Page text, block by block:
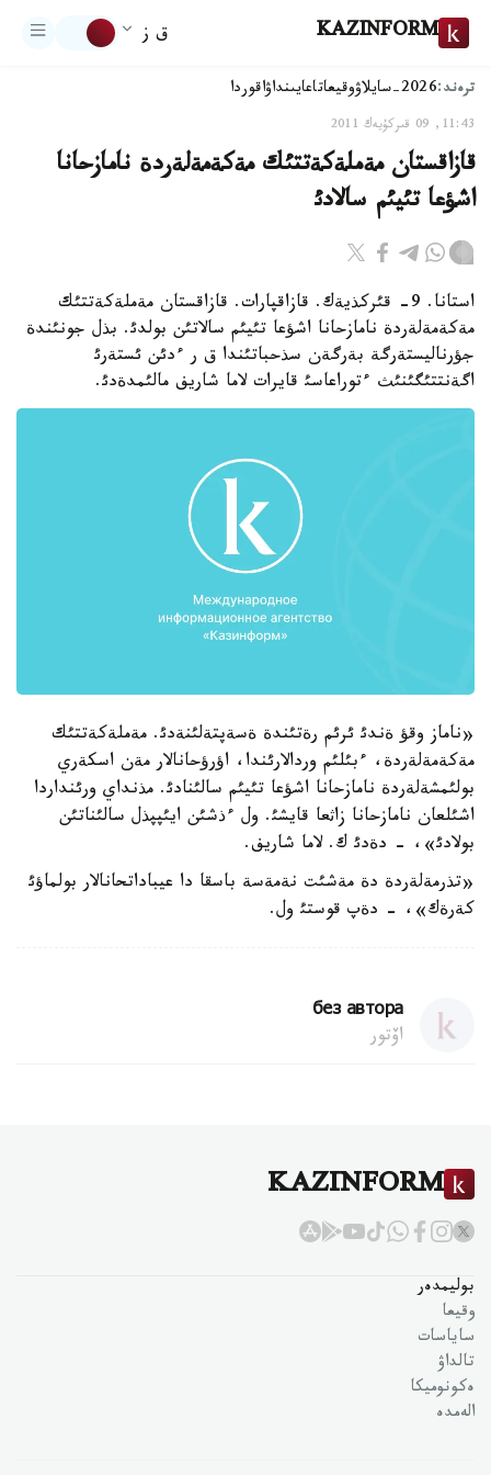
KAZINFORM ق ز
ترەند:2026-سايلاۋ وقيعاتاعايىنداۋاقوردا
11:43, 09 قىركۇيەك 2011
قازاقستان مةملةكةتتئك مةكةمةلةردة نامازحانا
اشؤعا تئيئم سالادئ
استانا. 9- قئركذيةك. قازاقپارات. قازاقستان مةملةكةتتئك
مةكةمةلةردة نامازحانا اشؤعا تئيئم سالاتئن بولدئ. بذل جونئندة
جؤرناليستةرگة بةرگةن سذحباتئندا ق ر ءدئن ئستةرئ
اگةنتتئگئنئث ءتوراعاسئ قايرات لاما شاريف مالئمدةدئ.
«ناماز وقؤ ةندئ ئرئم رةتئندة ةسةپتةلئنةدئ. مةملةكةتتئك
مةكةمةلةردة، ءبئلئم وردالارئندا، اؤرؤحانالار مةن اسكةري
بولئمشةلةردة نامازحانا اشؤعا تئيئم سالئنادئ. مذنداي ورئنداردا
اشئلعان نامازحانا زاثعا قايشئ. ول ءذشئن ايئپپذل سالئناتئن
بولادئ»، - دةدئ ك. لاما شاريف.
«تذرمةلةردة دة مةشئت نةمةسة باسقا دا عيباداتحانالار بولماؤئ
كةرةك»، - دةپ قوستئ ول.
без автора
اۆتور
KAZINFORM
بوليمدەر
وقيعا
ساياسات
تالداۋ
ەكونوميكا
الەمدە